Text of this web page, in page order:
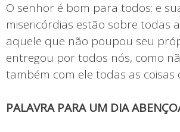
O senhor é bom para todos: e
misericórdias estão sobre todas
aquele que não poupou seu
entregou por todos nós, como
também com ele todas as coisas
PALAVRA PARA UM DIA